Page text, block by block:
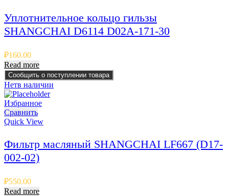
Уплотнительное кольцо гильзы
SHANGCHAI D6114 D02A-171-30
₽160.00
Read more
Сообщить о поступлении товара
Нетв наличии
Избранное
Сравнить
Quick View
Фильтр масляный SHANGCHAI LF667 (D17-
002-02)
₽550.00
Read more